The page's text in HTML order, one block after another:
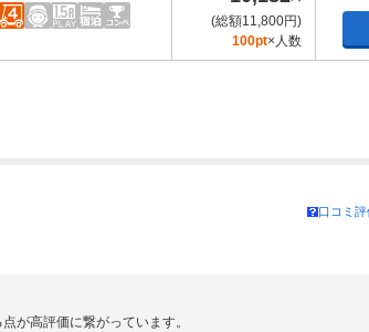
(総額11,800円)
100pt×人数
口コミ
が高評価に繋がっています。